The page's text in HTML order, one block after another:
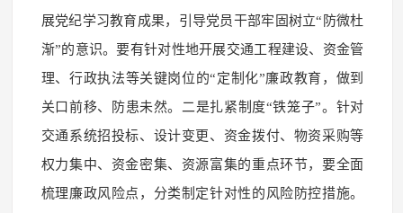
展党纪学习教育成果，引导党员干部牢固树立“防微杜
渐”的意识。要有针对性地开展交通工程建设、资金管
理、行政执法等关键岗位的“定制化”廉政教育，做到
关口前移、防患未然。二是扎紧制度“铁笼子”。针对
交通系统招投标、设计变更、资金拨付、物资采购等
权力集中、资金密集、资源富集的重点环节，要全面
梳理廉政风险点，分类制定针对性的风险防控措施。